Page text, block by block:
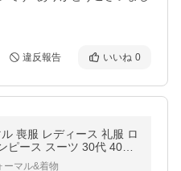
違反報告 いいね 0
喪服 レディース 礼服 ロ
ピース スーツ 30代 40代
冠婚葬祭 女性 葬儀 お通
ーマル&着物